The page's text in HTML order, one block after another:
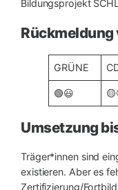
Bildungsprojekt
Rückmeldung
GRÜNE
🟢😃
Umsetzung
Träger*innen sind
existieren. Aber es
Zertifizierung/